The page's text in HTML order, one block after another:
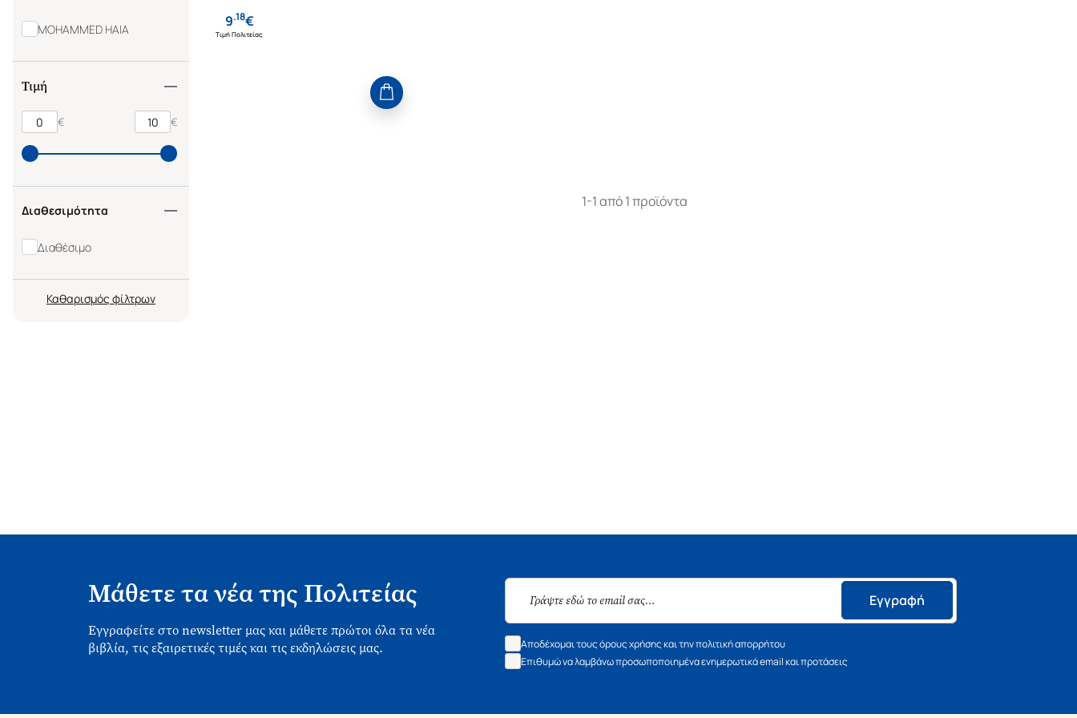
MOHAMMED HAIA
Τιμή
€ €
Διαθεσιμότητα
Διαθέσιμο
Καθαρισμός
9.18€
Τιμή Πολιτείας
1-1 από 1 προϊόντα
Μάθετε τα νέα της Πολιτείας
Εγγραφείτε στο newsletter μας και μάθετε πρώτοι όλα τα νέα
βιβλία, τις εξαιρετικές τιμές και τις εκδηλώσεις μας.
Εγγραφή
Αποδέχομαι τους όρους χρήσης και την πολιτική απορρήτου
Επιθυμώ να λαμβάνω προσωποποιημένα ενημερωτικά email και προτάσεις